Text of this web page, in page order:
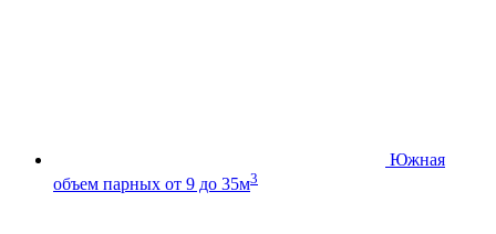
Южная
объем парных от 9 до 35м3